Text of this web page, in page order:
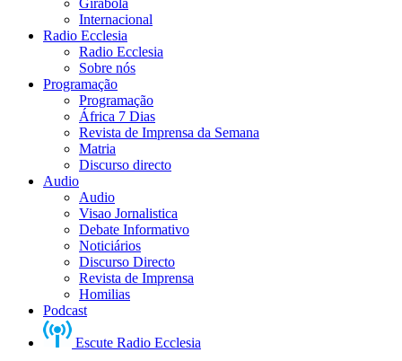
Girabola
Internacional
Radio Ecclesia
Radio Ecclesia
Sobre nós
Programação
Programação
África 7 Dias
Revista de Imprensa da Semana
Matria
Discurso directo
Audio
Audio
Visao Jornalistica
Debate Informativo
Noticiários
Discurso Directo
Revista de Imprensa
Homilias
Podcast
Escute Radio Ecclesia